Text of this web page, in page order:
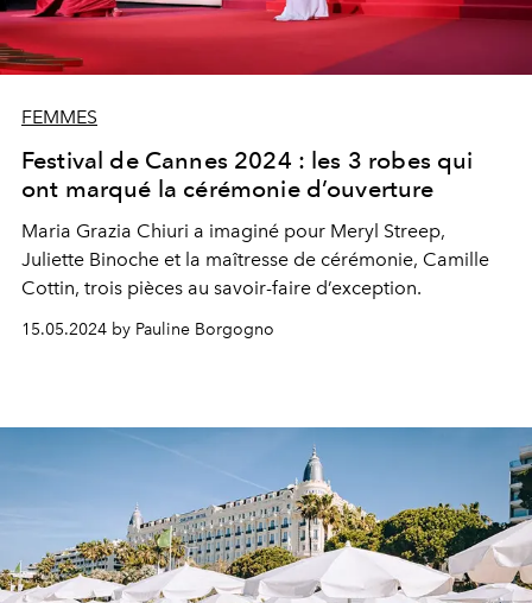
FEMMES
Festival de Cannes 2024 : les 3 robes qui
ont marqué la cérémonie d’ouverture
Maria Grazia Chiuri a imaginé pour Meryl Streep,
Juliette Binoche et la maîtresse de cérémonie, Camille
Cottin, trois pièces au savoir-faire d’exception.
15.05.2024 by Pauline Borgogno